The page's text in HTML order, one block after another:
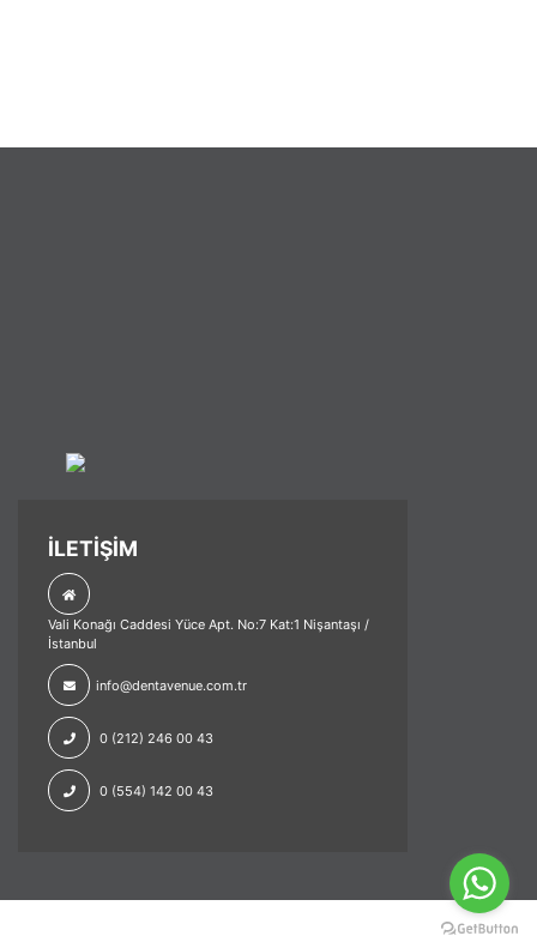
İLETİŞİM
Vali Konağı Caddesi Yüce Apt. No:7 Kat:1 Nişantaşı /
İstanbul
info@dentavenue.com.tr
0 (212) 246 00 43
0 (554) 142 00 43